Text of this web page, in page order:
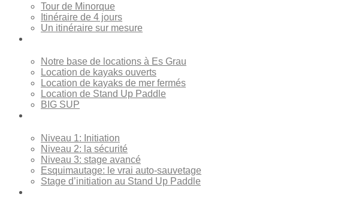
Tour de Minorque
Itinéraire de 4 jours
Un itinéraire sur mesure
Notre base de locations à Es Grau
Location de kayaks ouverts
Location de kayaks de mer fermés
Location de Stand Up Paddle
BIG SUP
Niveau 1: Initiation
Niveau 2: la sécurité
Niveau 3: stage avancé
Esquimautage: le vrai auto-sauvetage
Stage d’initiation au Stand Up Paddle